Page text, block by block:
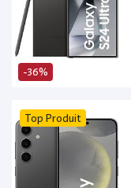
-36%
Top Produit